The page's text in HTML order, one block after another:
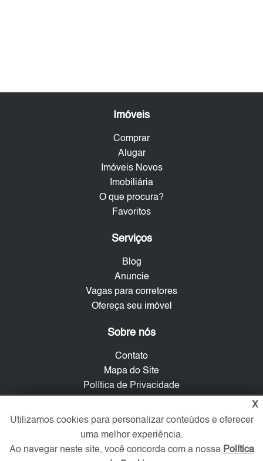
Imóveis
Comprar
Alugar
Imóveis Novos
Imobiliária
O que procura?
Favoritos
Serviços
Blog
Anuncie
Vagas para corretores
Ofereça seu imóvel
Sobre nós
Contato
Mapa do Site
Política de Privacidade
Verificada por
X
Utilizamos cookies para personalizar conteúdos e oferecer
uma melhor experiência.
Ao navegar neste site, você concorda com a nossa Política